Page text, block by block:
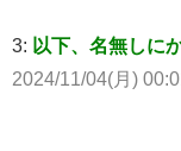
3: 以下、名無しに
2024/11/04(月)